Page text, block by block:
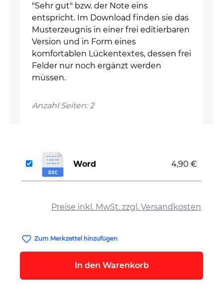
"Sehr gut" bzw. der Note eins
entspricht. Im Download finden sie das
Musterzeugnis in einer frei editierbaren
Version und in Form eines
komfortablen Lückentextes, dessen frei
Felder nur noch ergänzt werden
müssen.
Anzahl Seiten: 2
Preise inkl. MwSt. zzgl. Versandkosten
Word 4,90 €
Zum Merkzettel hinzufügen
In den Warenkorb